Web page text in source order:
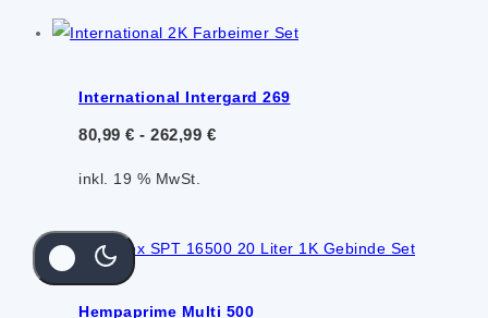
International Intergard 269
80,99 € - 262,99 €
inkl. 19 % MwSt.
Hempaprime Multi 500